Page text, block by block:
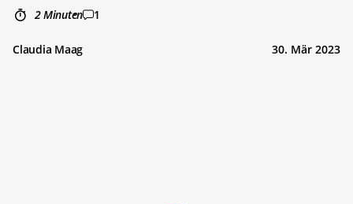
2 Minuten 1
Claudia Maag 30. Mär 2023